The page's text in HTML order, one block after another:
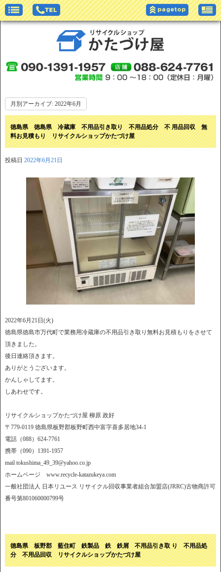
月別アーカイブ: 2022年6月
徳島県 徳島県 冷蔵庫 不用品引き取り 不用品処分 不 用品回収 無
料お見積もり リサイクルショップかたづけ屋
投稿日 2022年6月21日
2022年6月21日(火)
徳島県徳島市万代町で業務用冷蔵庫の不用品引き取り無料お見積もりをさせて
頂きました。
後日連絡頂きます。
ありがとうございます。
かんしゃしてます。
しあわせです。
リサイクルショップかたづけ屋 柳原 政好
〒779-0119 徳島県板野郡板野町西中富字喜多居地34-1
電話（088）624-7761
携帯（090）1391-1957
mail tokushima_49_39@yahoo.co.jp
ホームページ www.recycle-katazukeya.com
一般社団法人 日本リユース リサイクル回収事業者組合加盟店(JRRC)古物商許可
番号第801060000799号
徳島県 板野郡 藍住町 鉄製品 鉄 鉄屑 不用品引き取 り 不用品処
分 不用品回収 リサイクルショップかたづけ屋